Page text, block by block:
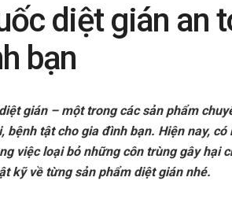
diệt gián an
bạn
gián – một trong các sản phẩm
bệnh tật cho gia đình bạn. Hiện nay,
việc loại bỏ những côn trùng gây hại
kỹ về từng sản phẩm diệt gián nhé.